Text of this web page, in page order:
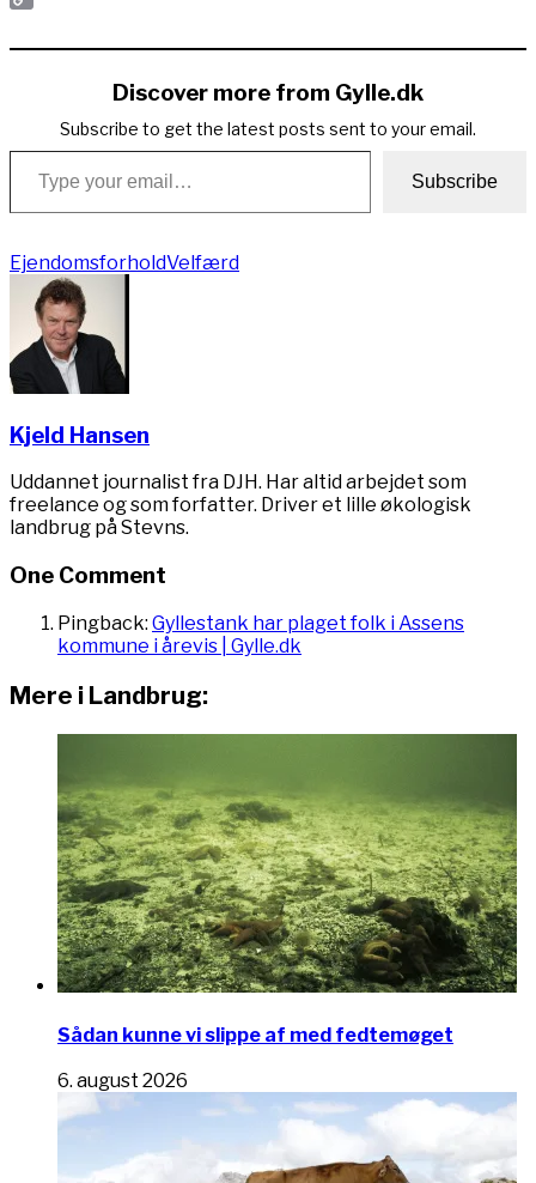
Link
Discover more from Gylle.dk
Subscribe to get the latest posts sent to your email.
Type your email…
Subscribe
EjendomsforholdVelfærd
Kjeld Hansen
Uddannet journalist fra DJH. Har altid arbejdet som
freelance og som forfatter. Driver et lille økologisk
landbrug på Stevns.
One Comment
Pingback: Gyllestank har plaget folk i Assens
kommune i årevis | Gylle.dk
Mere i Landbrug:
Sådan kunne vi slippe af med fedtemøget
6. august 2026